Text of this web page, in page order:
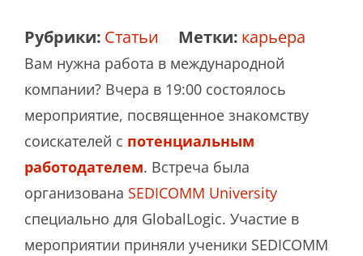
Рубрики: Статьи Метки: карьера
Вам нужна работа в международной
компании? Вчера в 19:00 состоялось
мероприятие, посвященное знакомству
соискателей с потенциальным
работодателем. Встреча была
организована SEDICOMM University
специально для GlobalLogic. Участие в
мероприятии приняли ученики SEDICOMM